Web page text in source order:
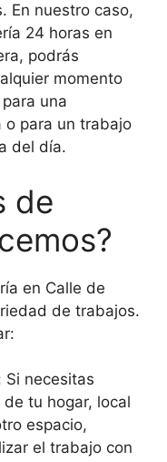
En nuestro caso,
24 horas en
podrás
momento
una
o para un trabajo
del día.
de
en Calle de
de trabajos.
Si necesitas
tu hogar, local
espacio,
el trabajo con